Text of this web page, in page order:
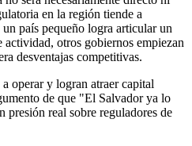
en la región tiende a
país pequeño logra articular un
otros gobiernos empiezan
desventajas competitivas.
operar y logran atraer capital
de que "El Salvador ya lo
real sobre reguladores de